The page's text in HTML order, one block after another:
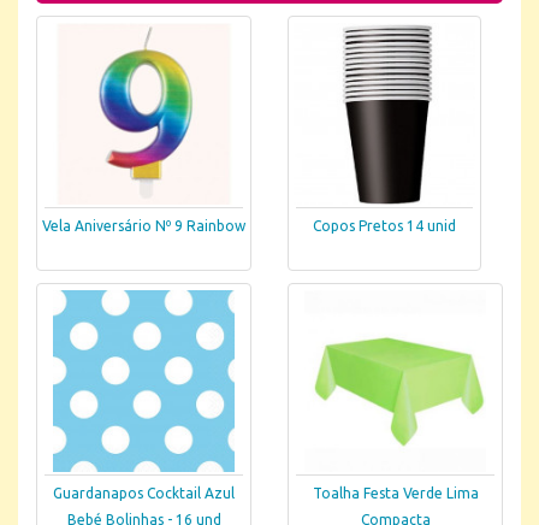
Vela Aniversário Nº 9 Rainbow Copos Pretos 14 unid
Guardanapos Cocktail Azul
Bebé Bolinhas - 16 und
Toalha Festa Verde Lima
Compacta